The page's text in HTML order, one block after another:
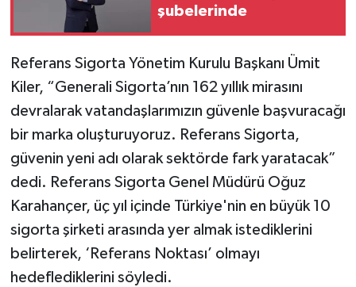
şubelerinde
Referans Sigorta Yönetim Kurulu Başkanı Ümit
Kiler, “Generali Sigorta’nın 162 yıllık mirasını
devralarak vatandaşlarımızın güvenle başvuracağı
bir marka oluşturuyoruz. Referans Sigorta,
güvenin yeni adı olarak sektörde fark yaratacak”
dedi. Referans Sigorta Genel Müdürü Oğuz
Karahançer, üç yıl içinde Türkiye'nin en büyük 10
sigorta şirketi arasında yer almak istediklerini
belirterek, ‘Referans Noktası’ olmayı
hedeflediklerini söyledi.